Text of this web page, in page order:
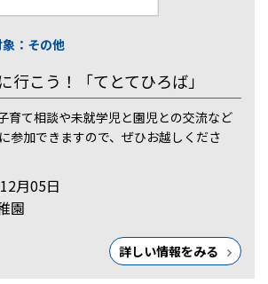
：その他
行こう！「てとてひろば」
育て相談や未就学児と園児との交流など
参加できますので、ぜひお越しくださ
月05日
園
詳しい情報をみる